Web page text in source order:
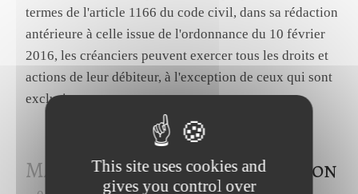
termes de l'article 1166 du code civil, dans sa rédaction
antérieure à celle issue de l'ordonnance du 10 février
2016, les créanciers peuvent exercer tous les droits et
actions de leur débiteur, à l'exception de ceux qui sont
exclusivement...
Mai 2021Caution – Prescription
This site uses cookies and
gives you control over